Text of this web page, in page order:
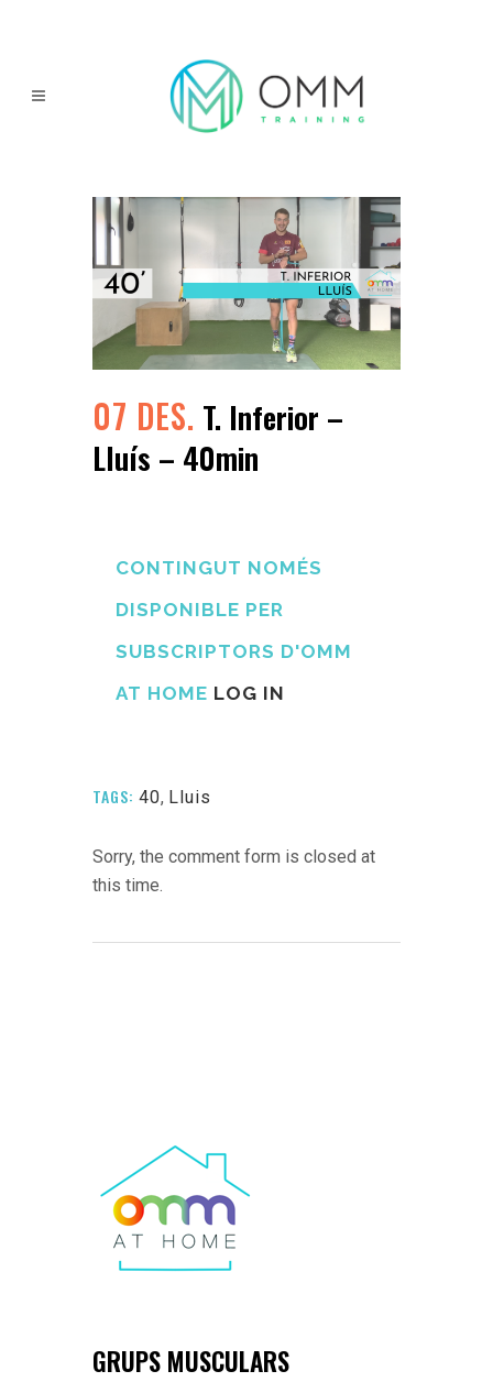
07 DES. T. Inferior –
Lluís – 40min
CONTINGUT NOMÉS
DISPONIBLE PER
SUBSCRIPTORS D'OMM
AT HOME LOG IN
TAGS: 40, Lluis
Sorry, the comment form is closed at
this time.
GRUPS MUSCULARS